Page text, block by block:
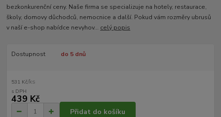
bezkonkurenční ceny. Naše firma se specializuje na hotely, restaurace,
školy, domovy důchodců, nemocnice a další. Pokud vám rozměry ubrusů
v naší e-shop nabídce nevyhov... celý popis
Dostupnost do 5 dnů
531 Kč/ks
439 Kč
Přidat do košíku